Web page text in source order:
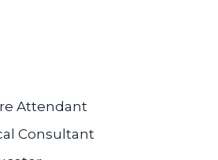
Attendant
Consultant